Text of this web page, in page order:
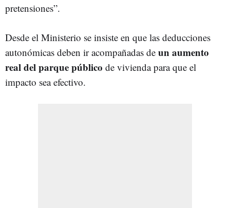
pretensiones”.
Desde el Ministerio se insiste en que las deducciones
autonómicas deben ir acompañadas de un aumento
real del parque público de vivienda para que el
impacto sea efectivo.